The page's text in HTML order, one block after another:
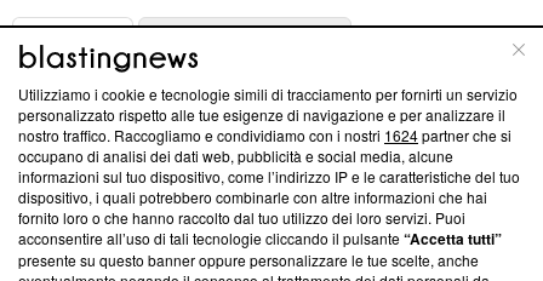
ABOUT
Questa sezione offre informazioni trasparenti su Blasting
News, sui nostri processi editoriali e su come ci impegniamo a
creare news di qualità. Inoltre, afferma la nostra aderenza a
‘Trust Project - News with Integrity’Blasting News non è
ancora membro del programma, ma ha richiesto di farne
parte; Trust Project non ha ancora effettuato una verifica di
conformità agli standard.
Utilizziamo i cookie e tecnologie simili di tracciamento per fornirti un servizio
personalizzato rispetto alle tue esigenze di navigazione e per analizzare il
nostro traffico. Raccogliamo e condividiamo con i nostri 1624partner che si
occupano di analisi dei dati web, pubblicità e social media, alcune
informazioni sul tuo dispositivo, come l’indirizzo IP e le caratteristiche del tuo
dispositivo, i quali potrebbero combinarle con altre informazioni che hai
fornito loro o che hanno raccolto dal tuo utilizzo dei loro servizi. Puoi
acconsentire all’uso di tali tecnologie cliccando il pulsante“Accetta tutti”
presente su questo banner oppure personalizzare le tue scelte, anche